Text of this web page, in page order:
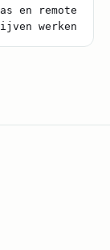
en remote
werken